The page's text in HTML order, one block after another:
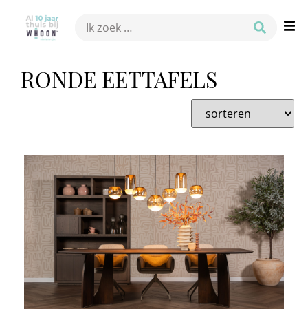
RONDE EETTAFELS